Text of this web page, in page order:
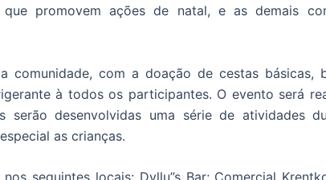
promovem ações de natal, e as demais
com a doação de cestas básicas,
à todos os participantes. O evento será
desenvolvidas uma série de atividades
as crianças.